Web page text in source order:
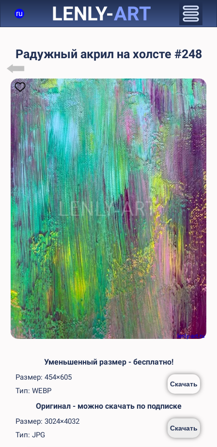
ru LENLY-ART
Радужный акрил на холсте #248
lenly-art.ru
Уменьшенный размер - бесплатно!
Размер: 454×605
Тип: WEBP
Скачать
Оригинал - можно скачать по подписке
Размер: 3024×4032
Тип: JPG
Скачать